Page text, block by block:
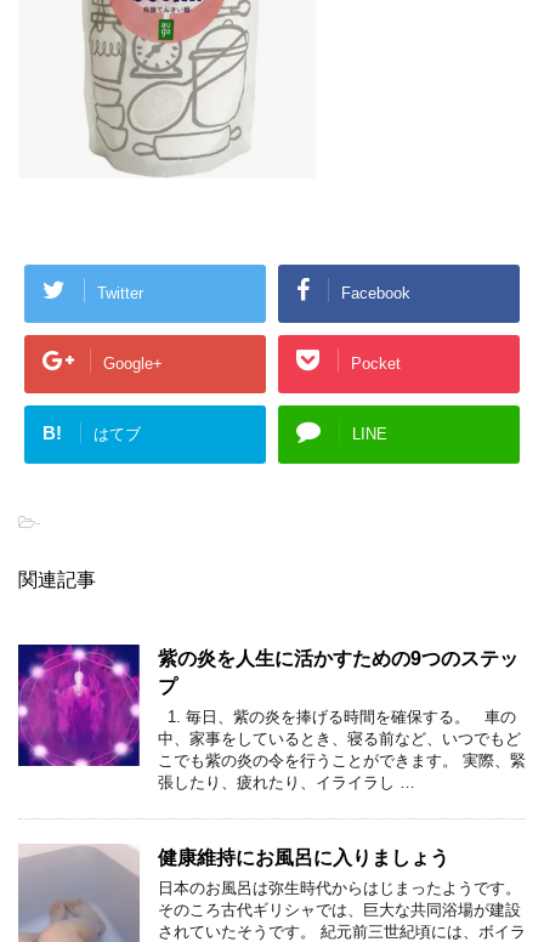
Twitter Facebook
Google+ Pocket
B! はてブ LINE
-
関連記事
紫の炎を人生に活かすための9つのステッ
プ
1. 毎日、紫の炎を捧げる時間を確保する。 車の
中、家事をしているとき、寝る前など、いつでもど
こでも紫の炎の令を行うことができます。 実際、緊
張したり、疲れたり、イライラし …
健康維持にお風呂に入りましょう
日本のお風呂は弥生時代からはじまったようです。
そのころ古代ギリシャでは、巨大な共同浴場が建設
されていたそうです。 紀元前三世紀頃には、ボイラ